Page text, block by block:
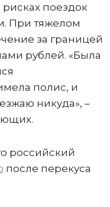
поездок
При тяжелом
за границей
рублей. «Была
полис, и
никуда», –
российский
после перекуса